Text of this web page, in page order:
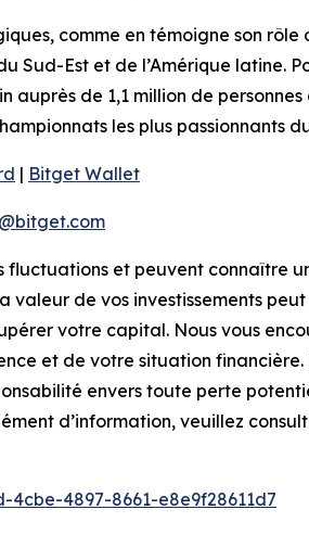
comme en témoigne son
du Sud-Est et de l’Amérique
de 1,1 million de personnes
les plus passionnants
| Bitget Wallet
fluctuations et peuvent connaître
valeur de vos investissements
votre capital. Nous vous
et de votre situation financière.
envers toute perte
d’information, veuillez
4897-8661-e8e9f28611d7